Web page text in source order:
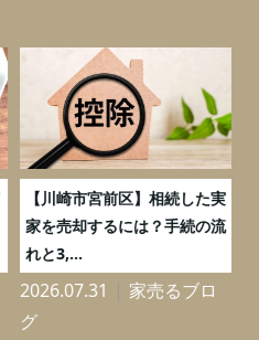
【川崎市宮前区】相続した実
家を売却するには？手続の流
れと3,...
2026.07.31
家売るブロ
グ